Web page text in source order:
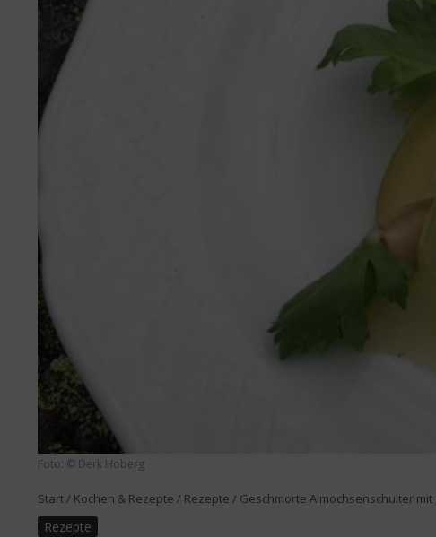
Foto: © Derk Hoberg
Start/ Kochen & Rezepte / Rezepte / Geschmorte Almochsenschulter
Rezepte